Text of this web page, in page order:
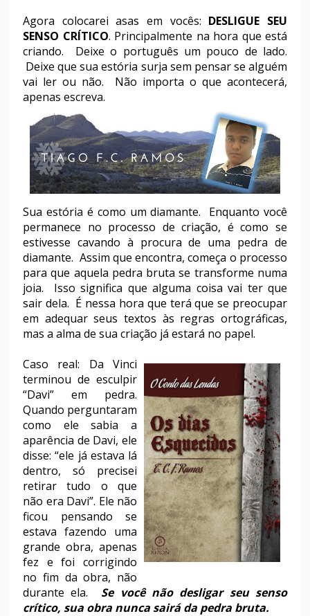
Agora colocarei asas em vocês: DESLIGUE SEU
SENSO CRÍTICO. Principalmente na hora que está
criando.
Deixe o português um pouco de lado.
Deixe que sua estória surja sem pensar se alguém
vai ler ou não.
Não importa o que acontecerá,
apenas escreva.
Sua estória é como um diamante.
Enquanto você
permanece no processo de criação, é como se
estivesse cavando à procura de uma pedra de
diamante. Assim que encontra, começa o processo
para que aquela pedra bruta se transforme numa
joia.
Isso significa que alguma coisa vai ter que
sair dela. É nessa hora que terá que se preocupar
em adequar seus textos às regras ortográficas,
mas a alma de sua criação já estará no papel.
Caso real: Da Vinci
terminou de esculpir
“Davi” em pedra.
Quando perguntaram
como ele sabia a
aparência de Davi, ele
disse: “ele já estava lá
dentro, só precisei
retirar tudo o que
não era Davi”. Ele não
ficou pensando se
estava fazendo uma
grande obra, apenas
fez e foi corrigindo
no fim da obra, não
durante ela.
Se você não desligar seu senso
crítico, sua obra nunca sairá da pedra bruta.